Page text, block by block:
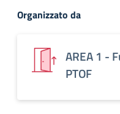
Organizzato da
AREA 1 -
PTOF